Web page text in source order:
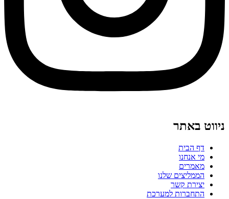
ניווט באתר
דף הבית
מי אנחנו
מאמרים
הממליצים שלנו
יצירת קשר
התחברות למערכת